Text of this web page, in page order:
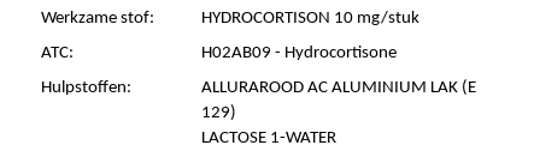
Werkzame stof:
HYDROCORTISON 10 mg/stuk
ATC:
H02AB09 - Hydrocortisone
Hulpstoffen:
ALLURAROOD AC ALUMINIUM LAK (E
129)
LACTOSE 1-WATER